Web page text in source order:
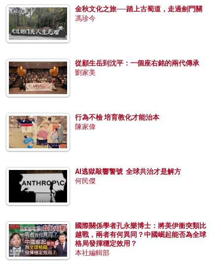
金秋文化之旅──踏上古蜀道，走過劍門關
馮珍今
從顧生岳到沈平：一個座右銘的兩代傳承
劉家美
行為不檢 培育教化才能治本
陳家偉
AI逃獄敲響警號 全球共治才是解方
何民傑
國際關係學者孔永樂博士：將美伊衝突類比
越戰，兩者有何異同？中國崛起能否為全球
格局發揮穩定效用？
本社編輯部